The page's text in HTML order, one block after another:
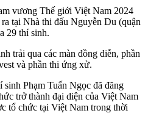
vương Thế giới Việt Nam 2024
tại Nhà thi đấu Nguyễn Du (quận
29 thí sinh.
trải qua các màn đồng diễn, phần
và phần thi ứng xử.
sinh Phạm Tuấn Ngọc đã đăng
trở thành đại diện của Việt Nam
tổ chức tại Việt Nam trong thời